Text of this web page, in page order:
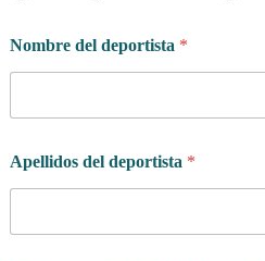
Nombre del deportista *
Apellidos del deportista *